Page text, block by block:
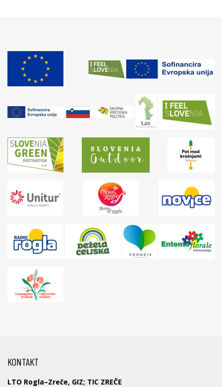
KONTAKT
LTO Rogla–Zreče, GIZ; TIC ZREČE